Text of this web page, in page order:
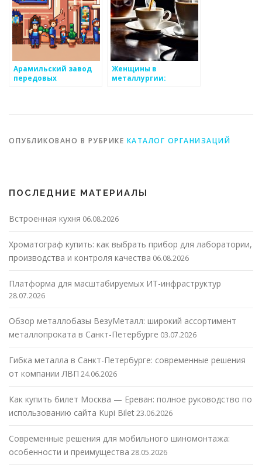
Арамильский завод
передовых
Женщины в
металлургии:
ОПУБЛИКОВАНО В РУБРИКЕ КАТАЛОГ ОРГАНИЗАЦИЙ
ПОСЛЕДНИЕ МАТЕРИАЛЫ
Встроенная кухня 06.08.2026
Хроматограф купить: как выбрать прибор для лаборатории,
производства и контроля качества 06.08.2026
Платформа для масштабируемых ИТ-инфраструктур
28.07.2026
Обзор металлобазы ВезуМеталл: широкий ассортимент
металлопроката в Санкт-Петербурге 03.07.2026
Гибка металла в Санкт-Петербурге: современные решения
от компании ЛВП 24.06.2026
Как купить билет Москва — Ереван: полное руководство по
использованию сайта Kupi Bilet23.06.2026
Современные решения для мобильного шиномонтажа:
особенности и преимущества 28.05.2026